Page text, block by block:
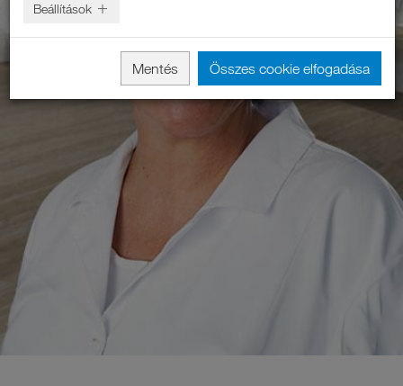
Beállítások
Mentés Összes cookie elfogadása